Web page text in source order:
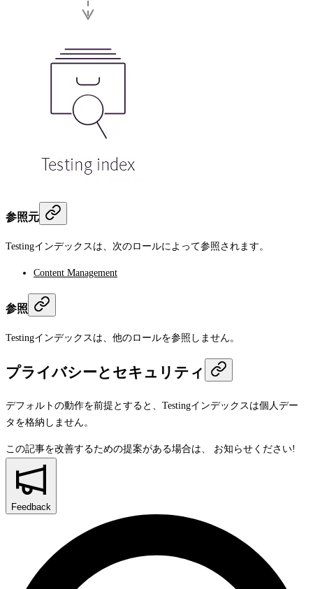
参照元
Testingインデックスは、次のロールによって参照されます。
Content Management
参照
Testingインデックスは、他のロールを参照しません。
プライバシーとセキュリティ
デフォルトの動作を前提とすると、Testingインデックスは個人デー
タを格納しません。
この記事を改善するための提案がある場合は、 お知らせください!
Feedback